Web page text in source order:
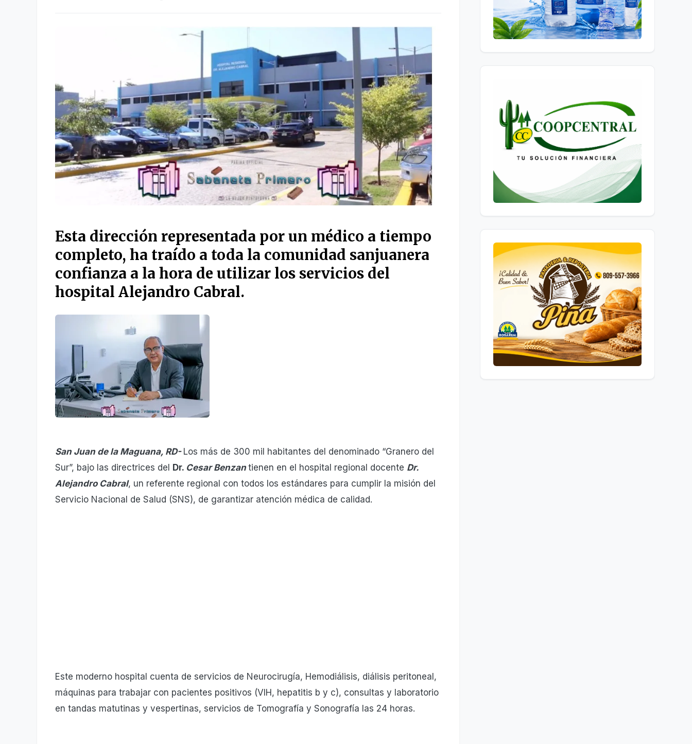
Esta dirección representada por un médico a tiempo
completo, ha traído a toda la comunidad sanjuanera
confianza a la hora de utilizar los servicios del
hospital Alejandro Cabral.
San Juan de la Maguana, RD- Los más de 300 mil habitantes del denominado “Granero del
Sur”, bajo las directrices del Dr. Cesar Benzan tienen en el hospital regional docente Dr.
Alejandro Cabral, un referente regional con todos los estándares para cumplir la misión del
Servicio Nacional de Salud (SNS), de garantizar atención médica de calidad.
Este moderno hospital cuenta de servicios de Neurocirugía, Hemodiálisis, diálisis peritoneal,
máquinas para trabajar con pacientes positivos (VIH, hepatitis b y c), consultas y laboratorio
en tandas matutinas y vespertinas, servicios de Tomografía y Sonografía las 24 horas.